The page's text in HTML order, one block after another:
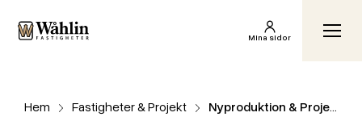
Wåhlin Fastigheter AB Mina sidor
Hem Fastigheter & Projekt Nyproduktion & Projekt